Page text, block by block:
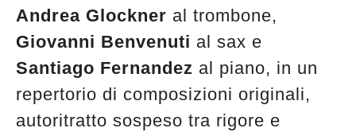
Andrea Glockner al trombone,
Giovanni Benvenuti al sax e
Santiago Fernandez al piano, in un
repertorio di composizioni originali,
autoritratto sospeso tra rigore e